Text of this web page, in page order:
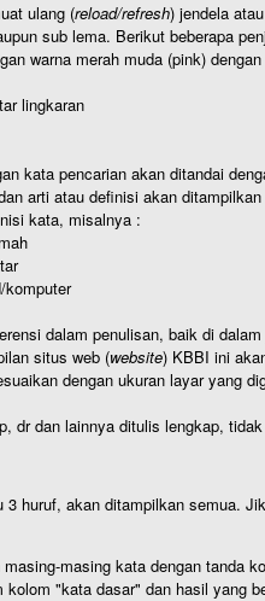
ulang (reload/refresh) jendela
sub lema. Berikut beberapa
warna merah muda (pink)
lingkaran
kata pencarian akan ditandai
arti atau definisi akan
kata, misalnya :
dalam penulisan, baik di
situs web (website) KBBI ini
dengan ukuran layar yang
dan lainnya ditulis lengkap,
huruf, akan ditampilkan semua.
masing kata dengan tanda
"kata dasar" dan hasil yang